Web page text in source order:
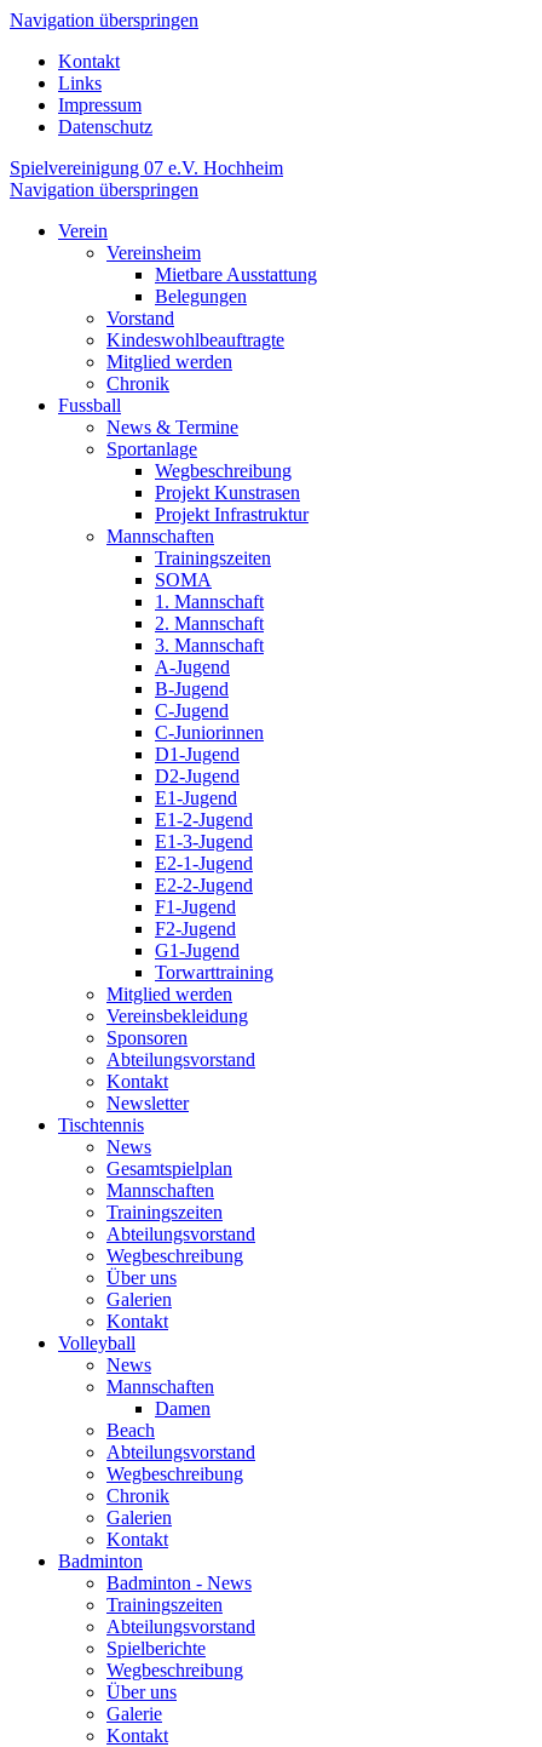
Navigation überspringen
Kontakt
Links
Impressum
Datenschutz
Spielvereinigung 07 e.V. Hochheim
Navigation überspringen
Verein
Vereinsheim
Mietbare Ausstattung
Belegungen
Vorstand
Kindeswohlbeauftragte
Mitglied werden
Chronik
Fussball
News & Termine
Sportanlage
Wegbeschreibung
Projekt Kunstrasen
Projekt Infrastruktur
Mannschaften
Trainingszeiten
SOMA
1. Mannschaft
2. Mannschaft
3. Mannschaft
A-Jugend
B-Jugend
C-Jugend
C-Juniorinnen
D1-Jugend
D2-Jugend
E1-Jugend
E1-2-Jugend
E1-3-Jugend
E2-1-Jugend
E2-2-Jugend
F1-Jugend
F2-Jugend
G1-Jugend
Torwarttraining
Mitglied werden
Vereinsbekleidung
Sponsoren
Abteilungsvorstand
Kontakt
Newsletter
Tischtennis
News
Gesamtspielplan
Mannschaften
Trainingszeiten
Abteilungsvorstand
Wegbeschreibung
Über uns
Galerien
Kontakt
Volleyball
News
Mannschaften
Damen
Beach
Abteilungsvorstand
Wegbeschreibung
Chronik
Galerien
Kontakt
Badminton
Badminton - News
Trainingszeiten
Abteilungsvorstand
Spielberichte
Wegbeschreibung
Über uns
Galerie
Kontakt